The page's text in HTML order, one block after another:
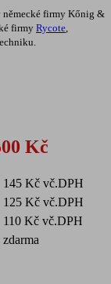
německé firmy Kőnig &
firmy Rycote,
Kč
145 Kč vč.DPH
125 Kč vč.DPH
110 Kč
zdarma